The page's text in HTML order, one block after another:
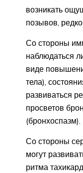
возникать
позывов,
Со стороны
наблюдаться
виде
тела),
развиваться
просветов
(бронхоспазм).
Со стороны
могут
ритма